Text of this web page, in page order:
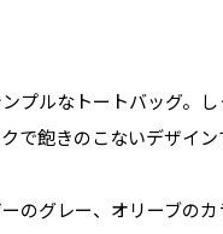
プルなトートバッグ。
で飽きのこないデザイ
のグレー、オリーブの